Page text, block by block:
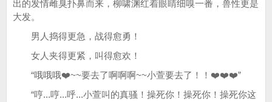
出的发情雌臭扑鼻而来，柳啸渊红着眼睛细嗅一番，兽性更是
大发。
男人捣得更急，战得愈勇！
女人夹得更紧，叫得愈欢！
“哦哦哦❤️~~要去了啊啊啊~~小萱要去了！！❤️❤️❤️”
“哼...哼...呼...小萱叫的真骚！操死你！操死你！操死你这